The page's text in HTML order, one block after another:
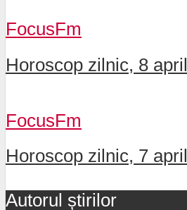
FocusFm
Horoscop zilnic, 8
FocusFm
Horoscop zilnic, 7
Autorul știrilor